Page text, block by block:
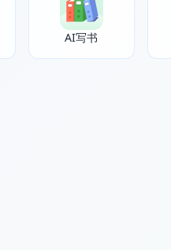
AI写书